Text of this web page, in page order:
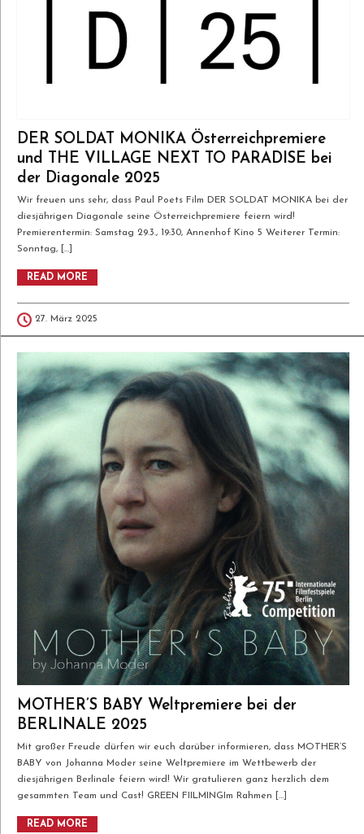
DER SOLDAT MONIKA Österreichpremiere
und THE VILLAGE NEXT TO PARADISE bei
der Diagonale 2025
Wir freuen uns sehr, dass Paul Poets Film DER SOLDAT MONIKA bei der
diesjährigen Diagonale seine Österreichpremiere feiern wird!
Premierentermin: Samstag 29.3., 19:30, Annenhof Kino 5 Weiterer Termin:
Sonntag, […]
READ MORE
27. März 2025
MOTHER’S BABY Weltpremiere bei der
BERLINALE 2025
Mit großer Freude dürfen wir euch darüber informieren, dass MOTHER’S
BABY von Johanna Moder seine Weltpremiere im Wettbewerb der
diesjährigen Berlinale feiern wird! Wir gratulieren ganz herzlich dem
gesammten Team und Cast! GREEN FIILMINGIm Rahmen […]
READ MORE